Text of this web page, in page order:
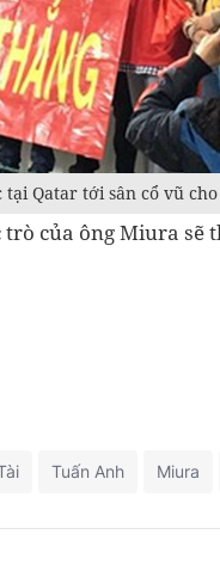
Qatar tới sân cổ vũ
trò của ông Miura
Tuấn Anh Miura